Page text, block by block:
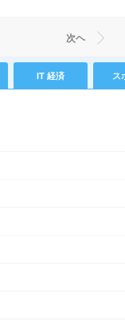
次ヘ
IT 経済 ス